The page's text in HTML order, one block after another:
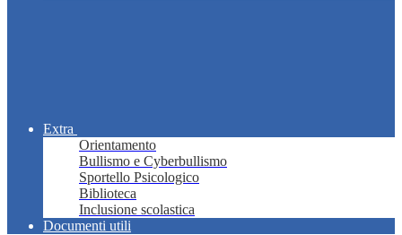
Extra
Orientamento
Bullismo e Cyberbullismo
Sportello Psicologico
Biblioteca
Inclusione scolastica
Documenti utili